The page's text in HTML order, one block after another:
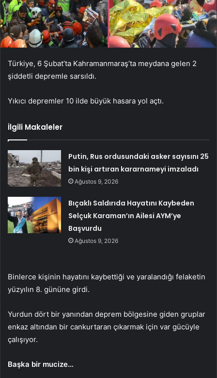
Türkiye, 6 Şubat’ta Kahramanmaraş’ta meydana gelen 2
şiddetli depremle sarsıldı.
Yıkıcı depremler 10 ilde büyük hasara yol açtı.
İlgili Makaleler
Putin, Rus ordusundaki asker sayısını 25
bin kişi artıran kararnameyi imzaladı
Ağustos 9, 2026
Bıçaklı Saldırıda Hayatını Kaybeden
Selçuk Karaman’ın Ailesi AYM’ye
Başvurdu
Ağustos 9, 2026
Binlerce kişinin hayatını kaybettiği ve yaralandığı felaketin
yüzyılın 8. gününe girdi.
Yurdun dört bir yanından deprem bölgesine giden gruplar
enkaz altından bir cankurtaran çıkarmak için var gücüyle
çalışıyor.
Başka bir mucize…